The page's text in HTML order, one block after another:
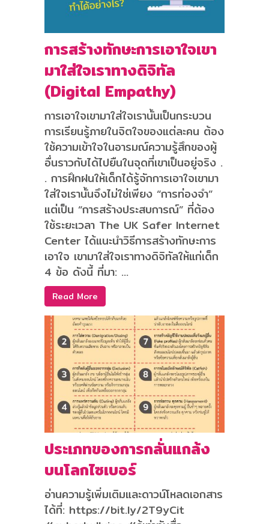
การสร้างทักษะการเอาใจเขา
มาใส่ใจเราทางดิจิทัล
(Digital Empathy)
การเอาใจเขามาใส่ใจเรานั้นเป็นกระบวน
การเรียนรู้ภายในจิตใจของแต่ละคน ต้อง
ใช้ความเข้าใจในอารมณ์ความรู้สึกของผู้
อื่นราวกับได้ไปยืนในจุดที่เขาเป็นอยู่จริง .
. การฝึกฝนให้เด็กได้รู้จักการเอาใจเขามา
ใส่ใจเรานั้นจึงไม่ใช่เพียง “การท่องจำ”
แต่เป็น “การสร้างประสบการณ์” ที่ต้อง
ใช้ระยะเวลา The UK Safer Internet
Center ได้แนะนำวิธีการสร้างทักษะการ
เอาใจ เขามาใส่ใจเราทางดิจิทัลให้แก่เด็ก
4 ข้อ ดังนี้ ที่มา: ...
Read More
ประเภทของการกลั่นแกล้ง
บนโลกไซเบอร์
อ่านความรู้เพิ่มเติมและดาวน์โหลดเอกสาร
ได้ที่: https://bit.ly/2T9yCit